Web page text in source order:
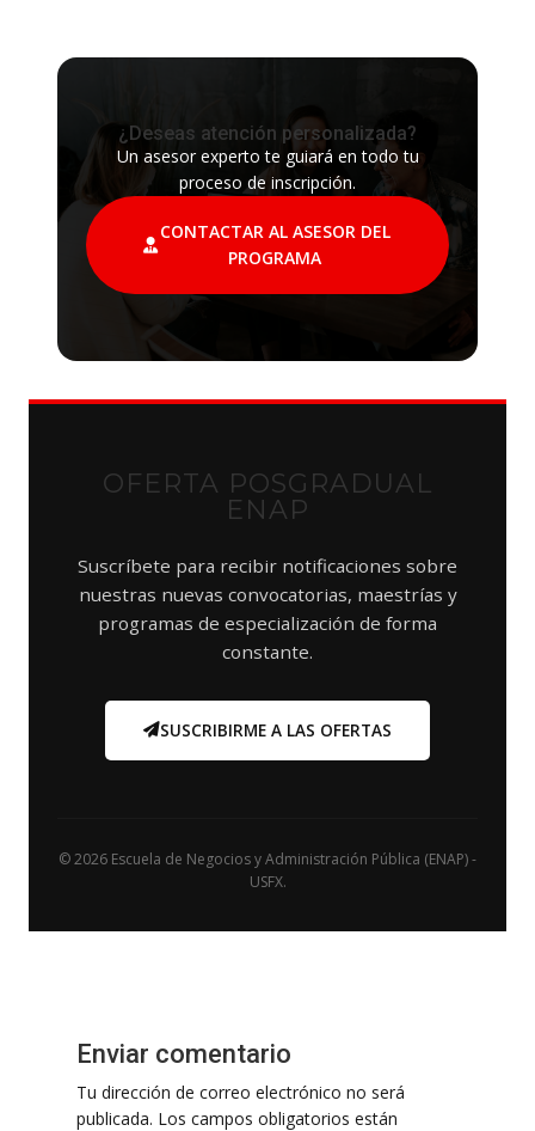
¿Deseas atención personalizada?
Un asesor experto te guiará en todo tu
proceso de inscripción.
CONTACTAR AL ASESOR DEL
PROGRAMA
OFERTA POSGRADUAL
ENAP
Suscríbete para recibir notificaciones sobre
nuestras nuevas convocatorias, maestrías y
programas de especialización de forma
constante.
SUSCRIBIRME A LAS OFERTAS
© 2026 Escuela de Negocios y Administración Pública (ENAP) -
USFX.
Enviar comentario
Tu dirección de correo electrónico no será
publicada. Los campos obligatorios están